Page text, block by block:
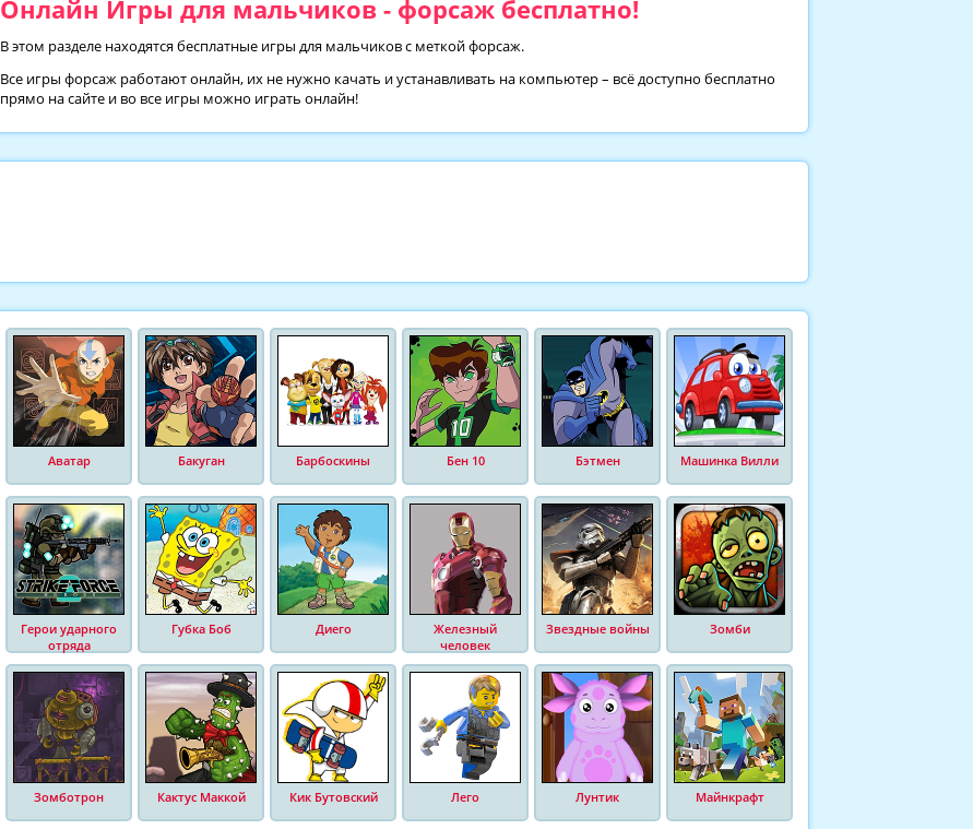
Онлайн Игры для мальчиков - форсаж бесплатно!
В этом разделе находятся бесплатные игры для мальчиков с меткой форсаж.
Все игры форсаж работают онлайн, их не нужно качать и устанавливать на компьютер – всё доступно бесплатно
прямо на сайте и во все игры можно играть онлайн!
Аватар Бакуган Барбоскины Бен 10 Бэтмен Машинка Вилли
Герои ударного
отряда
Губка Боб Диего
Железный
человек
Звездные войны Зомби
Зомботрон Кактус Маккой Кик Бутовский Лего Лунтик Майнкрафт